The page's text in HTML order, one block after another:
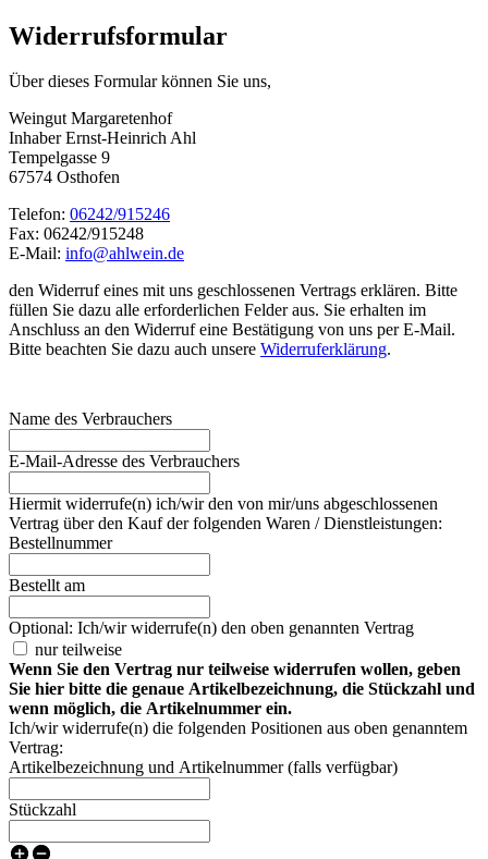
Widerrufsformular
Über dieses Formular können Sie uns,
Weingut Margaretenhof
Inhaber Ernst-Heinrich Ahl
Tempelgasse 9
67574 Osthofen
Telefon: 06242/915246
Fax: 06242/915248
E-Mail: info@ahlwein.de
den Widerruf eines mit uns geschlossenen Vertrags erklären. Bitte
füllen Sie dazu alle erforderlichen Felder aus. Sie erhalten im
Anschluss an den Widerruf eine Bestätigung von uns per E-Mail.
Bitte beachten Sie dazu auch unsere Widerruferklärung.
Name des Verbrauchers
E-Mail-Adresse des Verbrauchers
Hiermit widerrufe(n) ich/wir den von mir/uns abgeschlossenen
Vertrag über den Kauf der folgenden Waren / Dienstleistungen:
Bestellnummer
Bestellt am
Optional: Ich/wir widerrufe(n) den oben genannten Vertrag
nur teilweise
Wenn Sie den Vertrag nur teilweise widerrufen wollen, geben
Sie hier bitte die genaue Artikelbezeichnung, die Stückzahl und
wenn möglich, die Artikelnummer ein.
Ich/wir widerrufe(n) die folgenden Positionen aus oben genanntem
Vertrag:
Artikelbezeichnung und Artikelnummer (falls verfügbar)
Stückzahl